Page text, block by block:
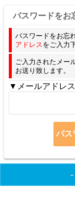
パスワードをお
パスワードをお忘
アドレスをご入力
ご入力されたメー
お送り致します。
▼メールアドレス
-